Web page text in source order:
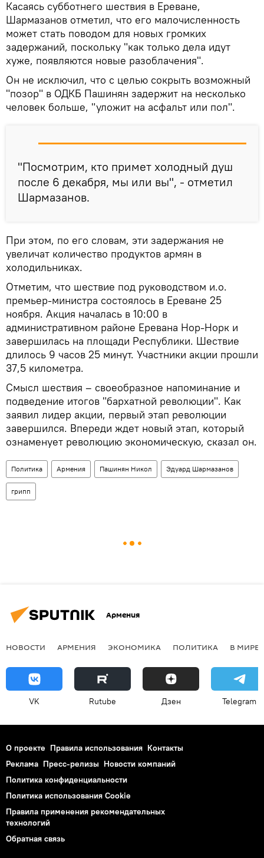
Касаясь субботнего шествия в Ереване,
Шармазанов отметил, что его малочисленность
может стать поводом для новых громких
задержаний, поскольку "как только дела идут
хуже, появляются новые разоблачения".
Он не исключил, что с целью сокрыть возможный
"позор" в ОДКБ Пашинян задержит на несколько
человек больше, "уложит на асфальт или пол".
"Посмотрим, кто примет холодный душ
после 6 декабря, мы или вы", - отметил
Шармазанов.
При этом, по его словам, эти задержания не
увеличат количество продуктов армян в
холодильниках.
Отметим, что шествие под руководством и.о.
премьер-министра состоялось в Ереване 25
ноября. Акция началась в 10:00 в
административном районе Еревана Нор-Норк и
завершилась на площади Республики. Шествие
длилось 9 часов 25 минут. Участники акции прошли
37,5 километра.
Смысл шествия – своеобразное напоминание и
подведение итогов "бархатной революции". Как
заявил лидер акции, первый этап революции
завершился. Впереди ждет новый этап, который
ознаменует революцию экономическую, сказал он.
Политика Армения Пашинян Никол Эдуард Шармазанов
грипп
Армения
НОВОСТИ АРМЕНИЯ ЭКОНОМИКА ПОЛИТИКА В МИРЕ
VK Rutube Дзен Telegram
О проекте Правила использования Контакты
Реклама Пресс-релизы Новости компаний
Политика конфиденциальности
Политика использования Cookie
Правила применения рекомендательных
технологий
Обратная связь